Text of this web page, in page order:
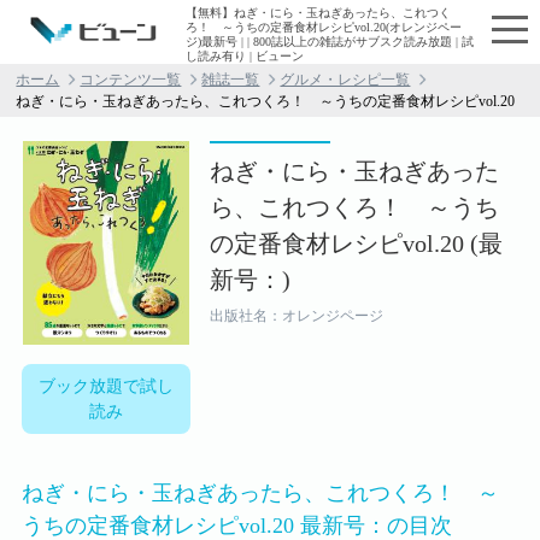
【無料】ねぎ・にら・玉ねぎあったら、これつく
ろ！ ～うちの定番食材レシピvol.20(オレンジペー
ジ)最新号 | | 800誌以上の雑誌がサブスク読み放題 | 試
し読み有り | ビューン
ホーム コンテンツ一覧 雑誌一覧
グルメ・レシピ一覧
ねぎ・にら・玉ねぎあったら、これつくろ！ ～うちの定番食材レシピvol.20
ブック放題で試し
読み
ねぎ・にら・玉ねぎあった
ら、これつくろ！ ～うち
の定番食材レシピvol.20 (最
新号：)
出版社名：オレンジページ
ねぎ・にら・玉ねぎあったら、これつくろ！ ～
うちの定番食材レシピvol.20 最新号：の目次